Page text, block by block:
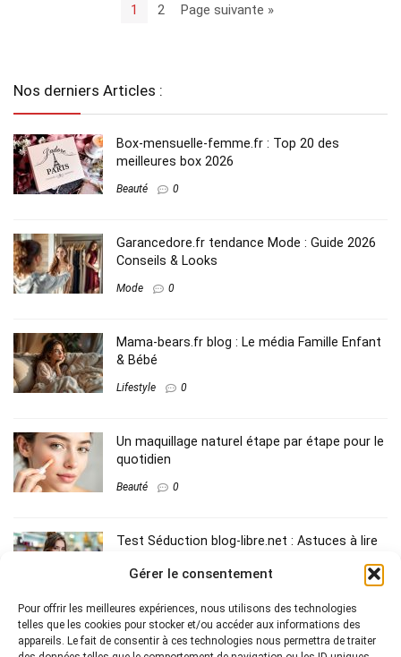
Gérer le consentement
Pour offrir les meilleures expériences, nous utilisons des technologies
telles que les cookies pour stocker et/ou accéder aux informations des
appareils. Le fait de consentir à ces technologies nous permettra de traiter
1 2 Page suivante »
Nos derniers Articles :
Box-mensuelle-femme.fr : Top 20 des
meilleures box 2026
Beauté 0
Garancedore.fr tendance Mode : Guide 2026
Conseils & Looks
Mode 0
Mama-bears.fr blog : Le média Famille Enfant
& Bébé
Lifestyle 0
Un maquillage naturel étape par étape pour le
quotidien
Beauté 0
Test Séduction blog-libre.net​ : Astuces à lire